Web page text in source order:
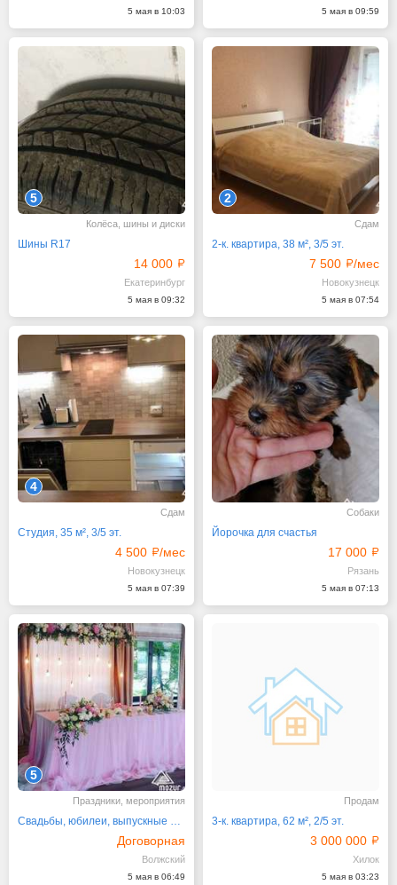
5 мая в 10:03 5 мая в 09:59
5
Колёса, шины и диски
Шины R17
14 000
Екатеринбург
5 мая в 09:32
2
Сдам
2-к. квартира, 38 м², 3/5 эт.
7 500 /мес
Новокузнецк
5 мая в 07:54
4
Сдам
Студия, 35 м², 3/5 эт.
4 500 /мес
Новокузнецк
5 мая в 07:39
Собаки
Йорочка для счастья
17 000
Рязань
5 мая в 07:13
5
Праздники, мероприятия
Свадьбы, юбилеи, выпускные вечера и корпоративные
Договорная
Волжский
5 мая в 06:49
Продам
3-к. квартира, 62 м², 2/5 эт.
3 000 000
Хилок
5 мая в 03:23